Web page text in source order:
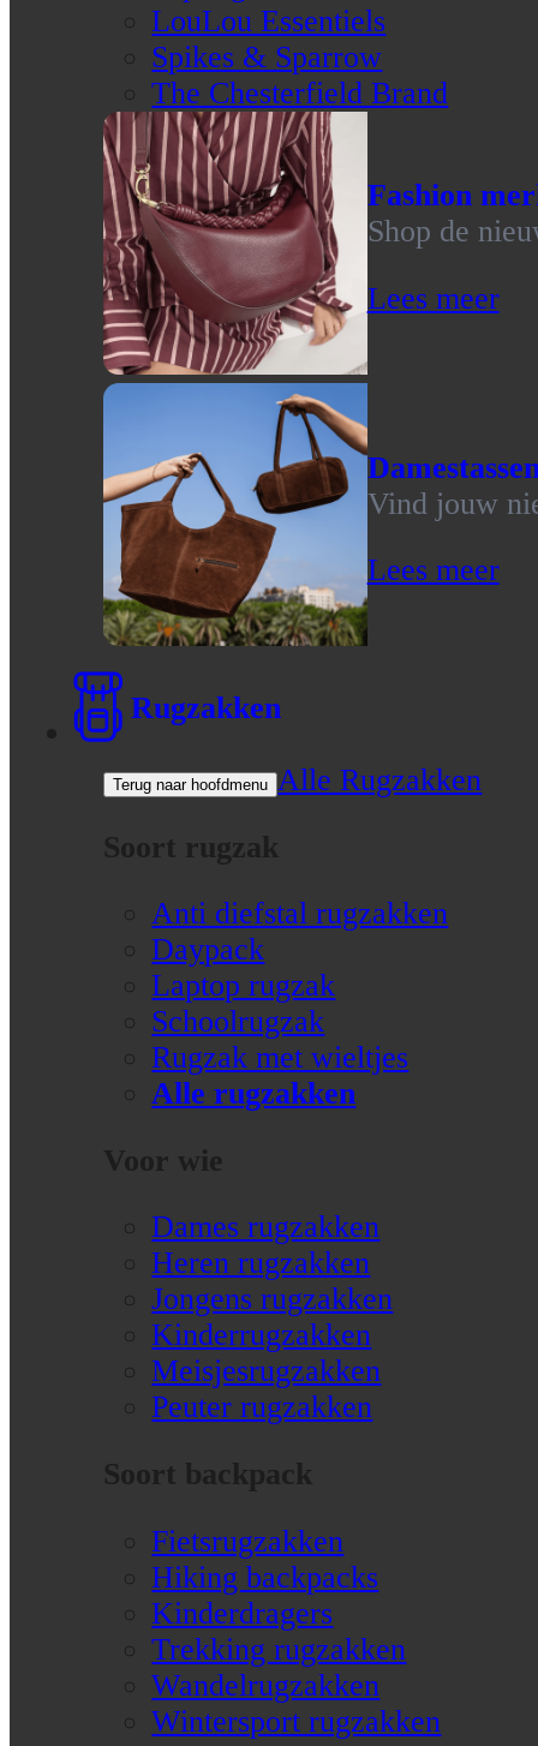
LouLou Essentiels
Spikes & Sparrow
The Chesterfield Brand
Fashion
Shop de
Lees meer
Vind jouw
Lees meer
Rugzakken
Terug naar hoofdmenu Alle Rugzakken
Soort rugzak
Anti diefstal rugzakken
Daypack
Laptop rugzak
Schoolrugzak
Rugzak met wieltjes
Alle rugzakken
Voor wie
Dames rugzakken
Heren rugzakken
Jongens rugzakken
Kinderrugzakken
Meisjesrugzakken
Peuter rugzakken
Soort backpack
Fietsrugzakken
Hiking backpacks
Kinderdragers
Trekking rugzakken
Wandelrugzakken
Wintersport rugzakken